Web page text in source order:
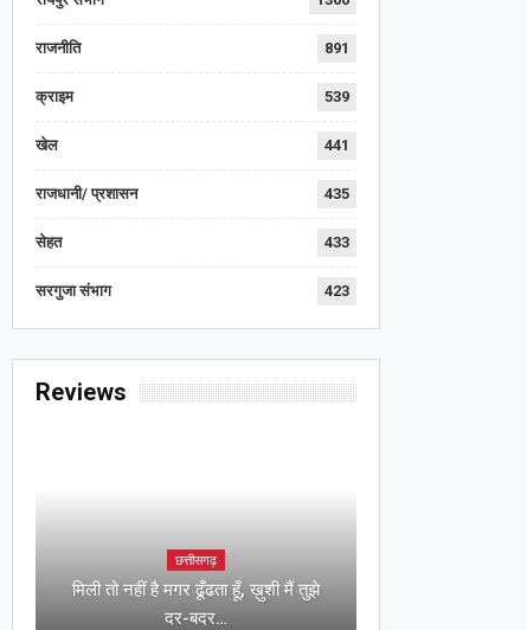
राजनीति 891
क्राइम 539
खेल 441
राजधानी/ प्रशासन 435
सेहत 433
सरगुजा संभाग 423
Reviews
छत्तीसगढ़
मिली तो नहीं है मगर ढूँढता हूँ, ख़ुशी मैं तुझे
दर-बदर…